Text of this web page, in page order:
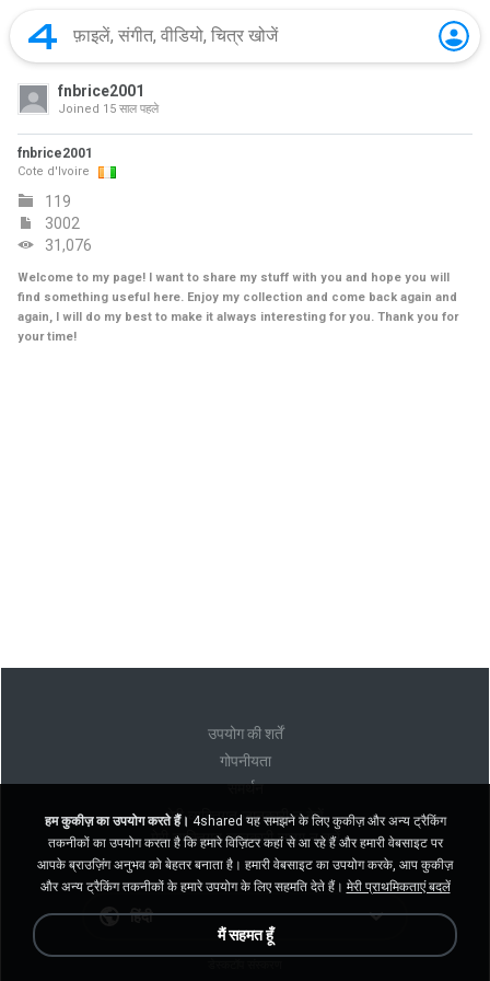
fnbrice2001
Joined 15 साल पहले
fnbrice2001
Cote d'Ivoire
119
3002
31,076
Welcome to my page! I want to share my stuff with you and hope you will
find something useful here. Enjoy my collection and come back again and
again, I will do my best to make it always interesting for you. Thank you for
your time!
उपयोग की शर्तें
गोपनीयता
समर्थन
मेरी व्यक्तिगत जानकारी न बेचें
मेरी व्यक्तिगत जानकारी साझा न करें
हिंदी
हम कुकीज़ का उपयोग करते हैं। 4shared यह समझने के लिए कुकीज़ और अन्य ट्रैकिंग
तकनीकों का उपयोग करता है कि हमारे विज़िटर कहां से आ रहे हैं और हमारी वेबसाइट पर
आपके ब्राउज़िंग अनुभव को बेहतर बनाता है। हमारी वेबसाइट का उपयोग करके, आप कुकीज़
और अन्य ट्रैकिंग तकनीकों के हमारे उपयोग के लिए सहमति देते हैं। मेरी प्राथमिकताएं बदलें
मैं सहमत हूँ